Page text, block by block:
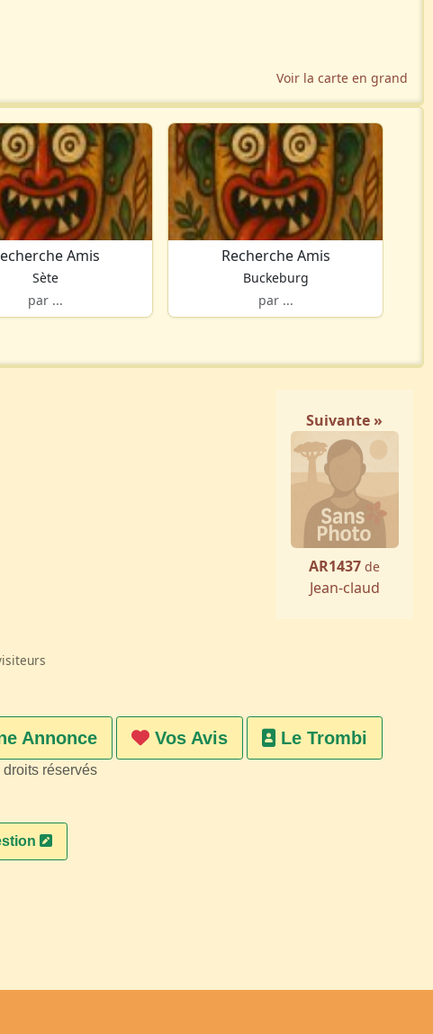
Voir la carte en grand
Amis
Sète
par ...
Recherche Amis
Buckeburg
par ...
Suivante »
AR1437 de
Jean-claud
Annonce Vos Avis Le Trombi
réservés